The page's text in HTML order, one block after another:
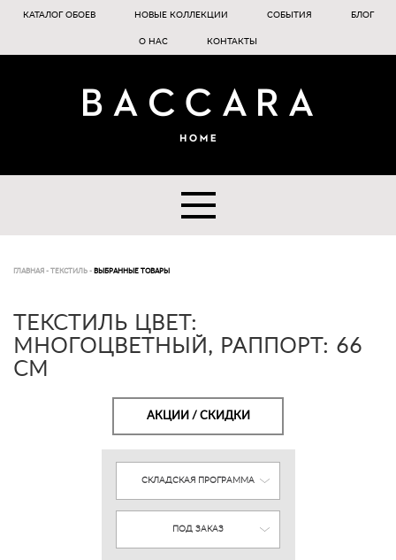
КАТАЛОГ ОБОЕВ НОВЫЕ КОЛЛЕКЦИИ СОБЫТИЯ БЛОГ
О НАС КОНТАКТЫ
ГЛАВНАЯ - ТЕКСТИЛЬ - ВЫБРАННЫЕ ТОВАРЫ
ТЕКСТИЛЬ ЦВЕТ:
МНОГОЦВЕТНЫЙ, РАППОРТ: 66
СМ
АКЦИИ / СКИДКИ
СКЛАДСКАЯ ПРОГРАММА
ПОД ЗАКАЗ